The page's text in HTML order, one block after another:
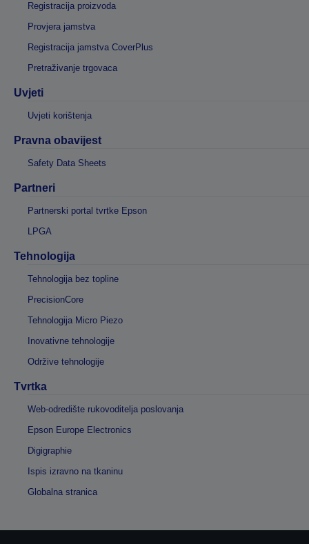
Registracija proizvoda
Provjera jamstva
Registracija jamstva CoverPlus
Pretraživanje trgovaca
Uvjeti
Uvjeti korištenja
Pravna obavijest
Safety Data Sheets
Partneri
Partnerski portal tvrtke Epson
LPGA
Tehnologija
Tehnologija bez topline
PrecisionCore
Tehnologija Micro Piezo
Inovativne tehnologije
Održive tehnologije
Tvrtka
Web-odredište rukovoditelja poslovanja
Epson Europe Electronics
Digigraphie
Ispis izravno na tkaninu
Globalna stranica